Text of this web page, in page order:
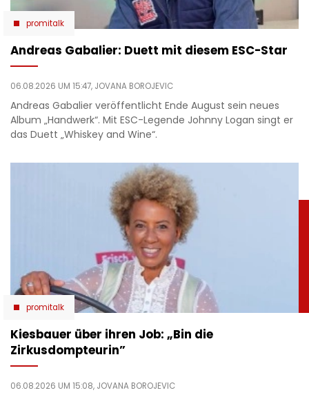
promitalk
Andreas Gabalier: Duett mit diesem ESC-Star
06.08.2026 UM 15:47, JOVANA BOROJEVIC
Andreas Gabalier veröffentlicht Ende August sein neues
Album „Handwerk“. Mit ESC-Legende Johnny Logan singt er
das Duett „Whiskey and Wine“.
promitalk
Kiesbauer über ihren Job: „Bin die
Zirkusdompteurin”
06.08.2026 UM 15:08, JOVANA BOROJEVIC